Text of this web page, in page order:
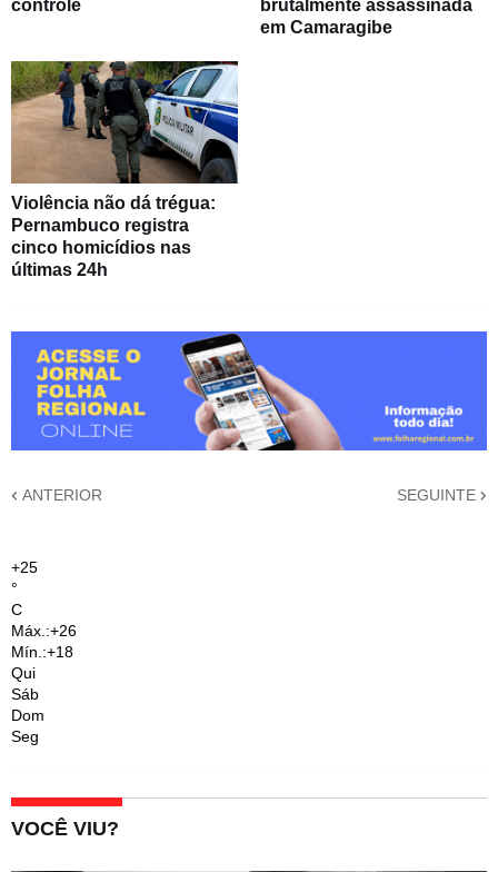
controle
brutalmente assassinada
em Camaragibe
Violência não dá trégua:
Pernambuco registra
cinco homicídios nas
últimas 24h
ANTERIOR SEGUINTE
+25
°
C
Máx.:+26
Mín.:+18
Qui
Sáb
Dom
Seg
VOCÊ VIU?